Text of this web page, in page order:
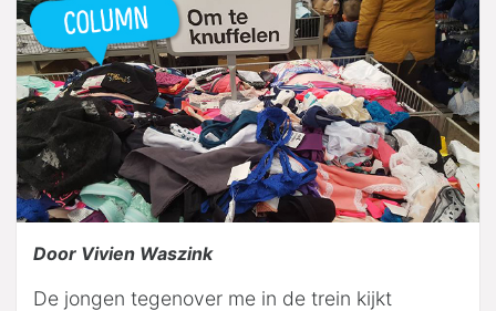
Door Vivien Waszink
De jongen tegenover me in de trein kijkt